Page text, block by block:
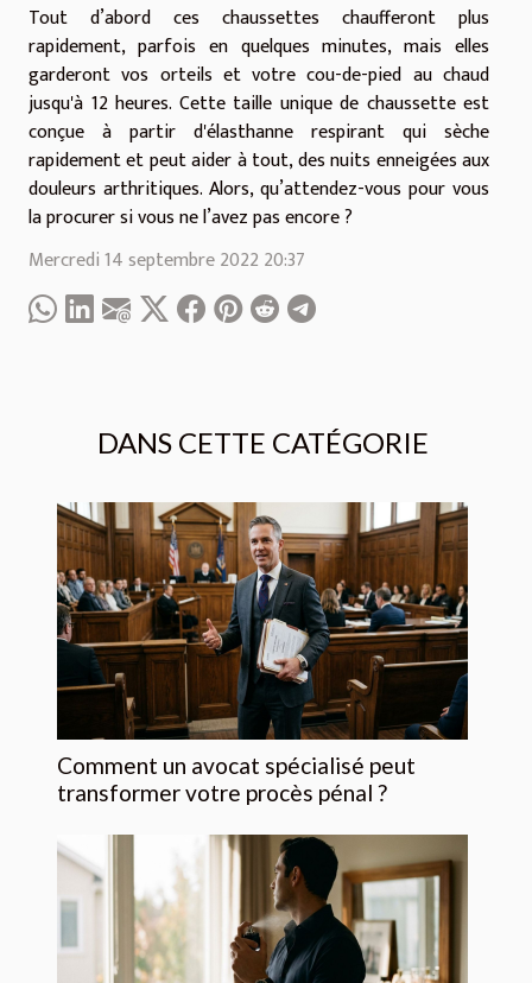
Tout d’abord ces chaussettes chaufferont plus
rapidement, parfois en quelques minutes, mais elles
garderont vos orteils et votre cou-de-pied au chaud
jusqu'à 12 heures. Cette taille unique de chaussette est
conçue à partir d'élasthanne respirant qui sèche
rapidement et peut aider à tout, des nuits enneigées aux
douleurs arthritiques. Alors, qu’attendez-vous pour vous
la procurer si vous ne l’avez pas encore ?
Mercredi 14 septembre 2022 20:37
DANS CETTE CATÉGORIE
Comment un avocat spécialisé peut
transformer votre procès pénal ?